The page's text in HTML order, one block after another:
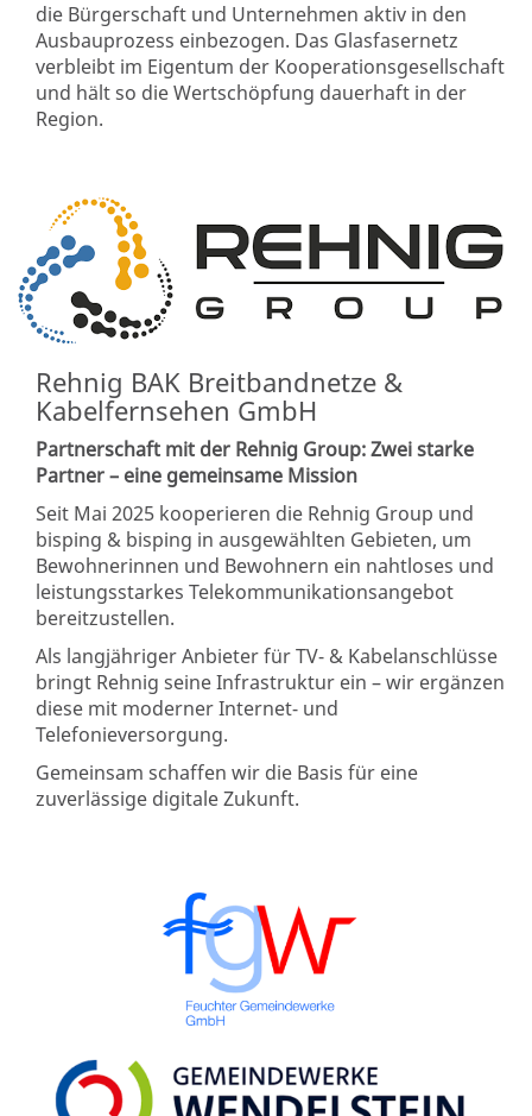
die Bürgerschaft und Unternehmen aktiv in den
Ausbauprozess einbezogen. Das Glasfasernetz
verbleibt im Eigentum der Kooperationsgesellschaft
und hält so die Wertschöpfung dauerhaft in der
Region.
Rehnig BAK Breitbandnetze &
Kabelfernsehen GmbH
Partnerschaft mit der Rehnig Group: Zwei starke
Partner – eine gemeinsame Mission
Seit Mai 2025 kooperieren die Rehnig Group und
bisping & bisping in ausgewählten Gebieten, um
Bewohnerinnen und Bewohnern ein nahtloses und
leistungsstarkes Telekommunikationsangebot
bereitzustellen.
Als langjähriger Anbieter für TV- & Kabelanschlüsse
bringt Rehnig seine Infrastruktur ein – wir ergänzen
diese mit moderner Internet- und
Telefonieversorgung.
Gemeinsam schaffen wir die Basis für eine
zuverlässige digitale Zukunft.